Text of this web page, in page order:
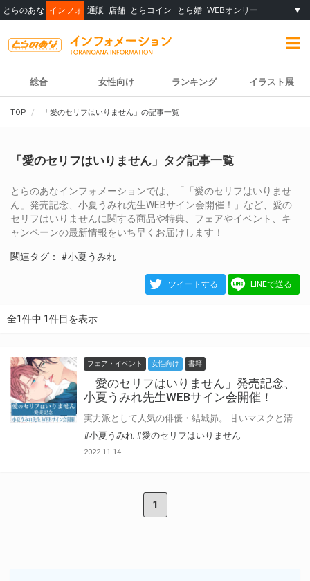
とらのあな インフォ 通販 店舗 とらコイン とら婚 WEBオンリー ▼
総合 女性向け ランキング イラスト展
TOP 「愛のセリフはいりません」の記事一覧
「愛のセリフはいりません」タグ記事一覧
とらのあなインフォメーションでは、「「愛のセリフはいりませ
ん」発売記念、小夏うみれ先生WEBサイン会開催！」など、愛の
セリフはいりませんに関する商品や特典、フェアやイベント、キ
ャンペーンの最新情報をいち早くお届けします！
関連タグ： #小夏うみれ
ツイートする LINEで送る
全1件中 1件目を表示
フェア・イベント 女性向け 書籍
「愛のセリフはいりません」発売記念、
小夏うみれ先生WEBサイン会開催！
#小夏うみれ #愛のセリフはいりません
2022.11.14
1